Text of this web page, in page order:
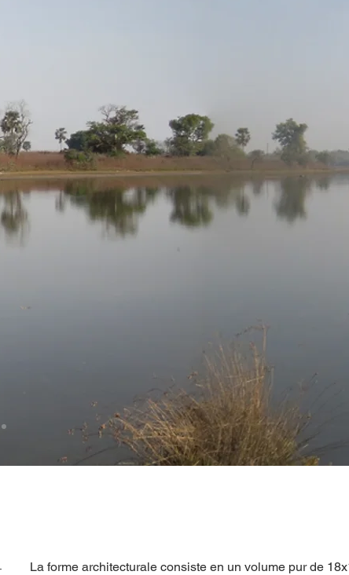
La forme architecturale consiste en un volume pur de